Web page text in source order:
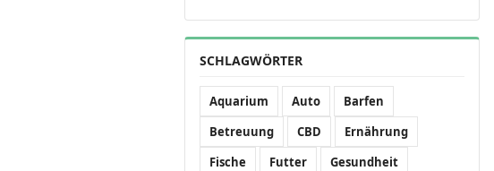
SCHLAGWÖRTER
Aquarium Auto
Barfen
Betreuung
CBD
Ernährung
Fische
Futter
Gesundheit